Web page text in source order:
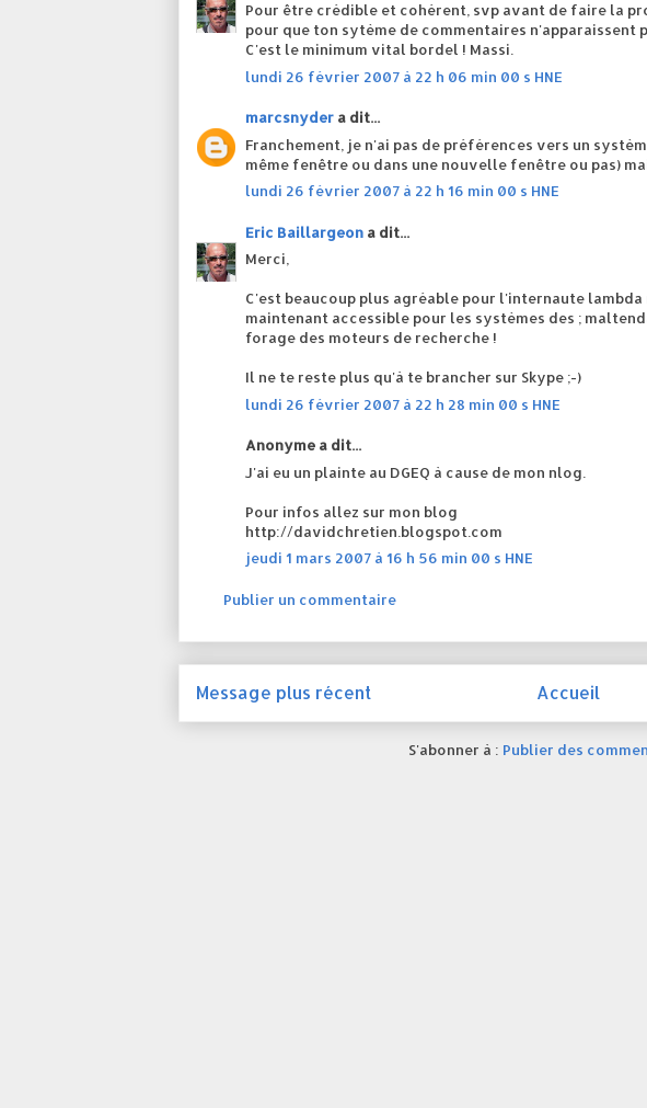
Pour être crédible et cohérent, svp avant de faire la
pour que ton sytème de commentaires n'apparaissent
C'est le minimum vital bordel ! Massi.
lundi 26 février 2007 à 22 h 06 min 00 s HNE
marcsnyder a dit...
Franchement, je n'ai pas de préférences vers un
même fenêtre ou dans une nouvelle fenêtre ou pas)
lundi 26 février 2007 à 22 h 16 min 00 s HNE
Eric Baillargeon a dit...
Merci,
C'est beaucoup plus agréable pour l'internaute
maintenant accessible pour les systèmes des ;
forage des moteurs de recherche !
Il ne te reste plus qu'à te brancher sur Skype ;-)
lundi 26 février 2007 à 22 h 28 min 00 s HNE
Anonyme a dit...
J'ai eu un plainte au DGEQ à cause de mon nlog.
Pour infos allez sur mon blog
http://davidchretien.blogspot.com
jeudi 1 mars 2007 à 16 h 56 min 00 s HNE
Publier un commentaire
Message plus récent Accueil
S'abonner à : Publier des